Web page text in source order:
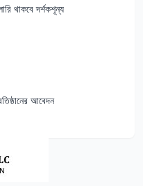
থাকবে দর্শকশূন্য
আবেদন